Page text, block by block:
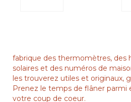
fabrique des thermomètres, des
solaires et des numéros de
les trouverez utiles et originaux,
Prenez le temps de flâner parmi
votre coup de coeur.